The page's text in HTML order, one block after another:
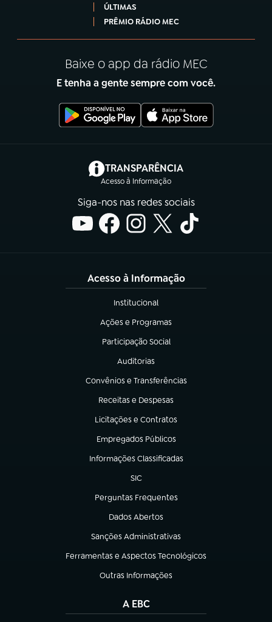
ÚLTIMAS
PRÊMIO RÁDIO MEC
Baixe o app da rádio MEC
E tenha a gente sempre com você.
TRANSPARÊNCIA
Acesso à Informação
(abre em nova aba)
Siga-nos nas redes sociais
Acesso à Informação
Institucional
(abre em nova aba)
Ações e Programas
(abre em nova aba)
Participação Social
(abre em nova aba)
Auditorias
(abre em nova aba)
Convênios e Transferências
(abre em nova aba)
Receitas e Despesas
(abre em nova aba)
Licitações e Contratos
(abre em nova aba)
Empregados Públicos
(abre em nova aba)
Informações Classificadas
(abre em nova aba)
SIC
(abre em nova aba)
Perguntas Frequentes
(abre em nova aba)
Dados Abertos
(abre em nova aba)
Sanções Administrativas
(abre em nova aba)
Ferramentas e Aspectos Tecnológicos
(abre em nova aba)
Outras Informações
(abre em nova aba)
A EBC